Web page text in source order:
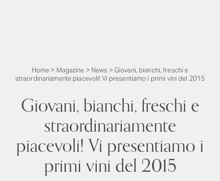
Home > Magazine > News > Giovani, bianchi, freschi e
straordinariamente piacevoli! Vi presentiamo i primi vini del 2015
Giovani, bianchi, freschi e
straordinariamente
piacevoli! Vi presentiamo i
primi vini del 2015